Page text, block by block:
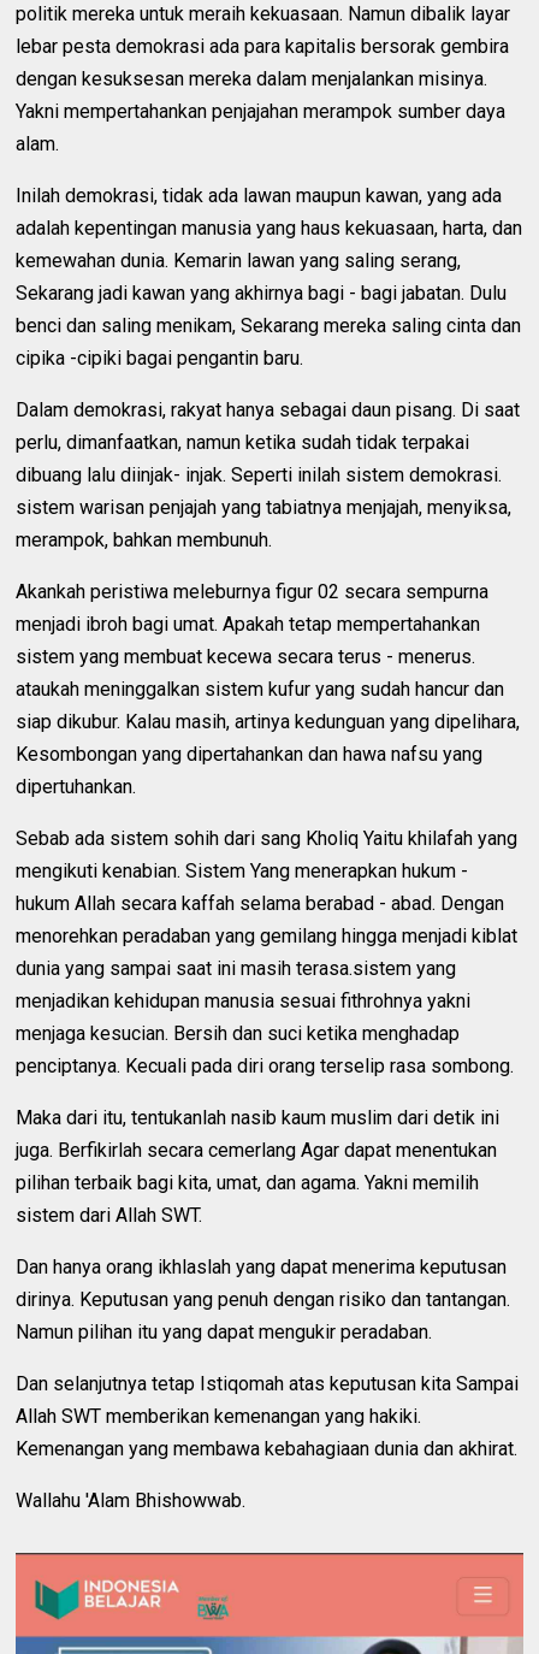
politik mereka untuk meraih kekuasaan. Namun dibalik layar
lebar pesta demokrasi ada para kapitalis bersorak gembira
dengan kesuksesan mereka dalam menjalankan misinya.
Yakni mempertahankan penjajahan merampok sumber daya
alam.
Inilah demokrasi, tidak ada lawan maupun kawan, yang ada
adalah kepentingan manusia yang haus kekuasaan, harta, dan
kemewahan dunia. Kemarin lawan yang saling serang,
Sekarang jadi kawan yang akhirnya bagi - bagi jabatan. Dulu
benci dan saling menikam, Sekarang mereka saling cinta dan
cipika -cipiki bagai pengantin baru.
Dalam demokrasi, rakyat hanya sebagai daun pisang. Di saat
perlu, dimanfaatkan, namun ketika sudah tidak terpakai
dibuang lalu diinjak- injak. Seperti inilah sistem demokrasi.
sistem warisan penjajah yang tabiatnya menjajah, menyiksa,
merampok, bahkan membunuh.
Akankah peristiwa meleburnya figur 02 secara sempurna
menjadi ibroh bagi umat. Apakah tetap mempertahankan
sistem yang membuat kecewa secara terus - menerus.
ataukah meninggalkan sistem kufur yang sudah hancur dan
siap dikubur. Kalau masih, artinya kedunguan yang dipelihara,
Kesombongan yang dipertahankan dan hawa nafsu yang
dipertuhankan.
Sebab ada sistem sohih dari sang Kholiq Yaitu khilafah yang
mengikuti kenabian. Sistem Yang menerapkan hukum -
hukum Allah secara kaffah selama berabad - abad. Dengan
menorehkan peradaban yang gemilang hingga menjadi kiblat
dunia yang sampai saat ini masih terasa.sistem yang
menjadikan kehidupan manusia sesuai fithrohnya yakni
menjaga kesucian. Bersih dan suci ketika menghadap
penciptanya. Kecuali pada diri orang terselip rasa sombong.
Maka dari itu, tentukanlah nasib kaum muslim dari detik ini
juga. Berfikirlah secara cemerlang Agar dapat menentukan
pilihan terbaik bagi kita, umat, dan agama. Yakni memilih
sistem dari Allah SWT.
Dan hanya orang ikhlaslah yang dapat menerima keputusan
dirinya. Keputusan yang penuh dengan risiko dan tantangan.
Namun pilihan itu yang dapat mengukir peradaban.
Dan selanjutnya tetap Istiqomah atas keputusan kita Sampai
Allah SWT memberikan kemenangan yang hakiki.
Kemenangan yang membawa kebahagiaan dunia dan akhirat.
Wallahu 'Alam Bhishowwab.